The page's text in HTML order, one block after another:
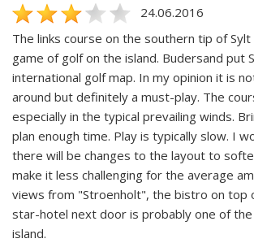
24.06.2016
The links course on the southern tip of Sylt
game of golf on the island. Budersand put
international golf map. In my opinion it is
around but definitely a must-play. The
especially in the typical prevailing winds.
plan enough time. Play is typically slow. I
there will be changes to the layout to
make it less challenging for the average
views from "Stroenholt", the bistro on top
star-hotel next door is probably one of
island.